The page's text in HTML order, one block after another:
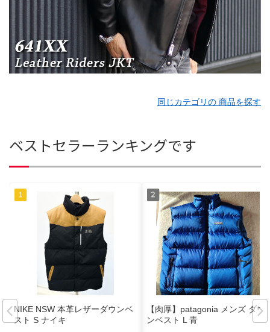
同じカテゴリの 商品を探す
ベストセラーランキングです
NIKE NSW 本革レザーダウンベ
スト S ナイキ
【肉厚】patagonia メンズ ダウ
ンベスト L 青